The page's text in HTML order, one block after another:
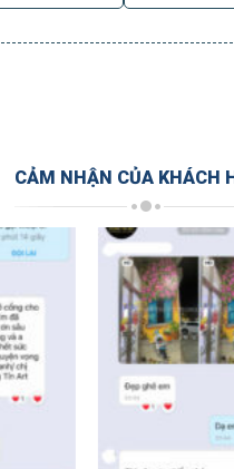
CẢM NHẬN CỦA KHÁCH